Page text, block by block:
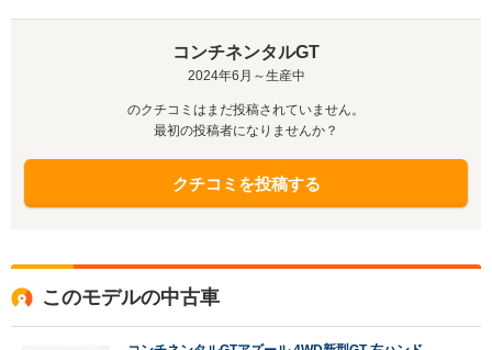
トを採用し、洗練された印象を与えている。インテ
ジーやエアイオナイザーを備え、最上の快適性を追
求している。また、先進のドライバーアシスト機能
やインフォテインメントシステムも充実し、新世代
のユーザー体験を提供している。（2024.6）
コンチネンタルGT
2024年6月～生産中
のクチコミはまだ投稿されていません。
最初の投稿者になりませんか？
クチコミを投稿する
このモデルの中古車